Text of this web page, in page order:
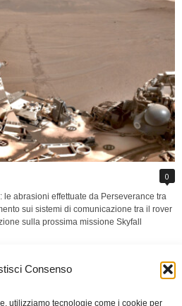
Consenso
utilizziamo tecnologie come i cookie per
0
abrasioni effettuate da Perseverance tra
sui sistemi di comunicazione tra il rover
sulla prossima missione Skyfall